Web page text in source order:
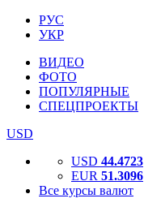
РУС
УКР
ВИДЕО
ФОТО
ПОПУЛЯРНЫЕ
СПЕЦПРОЕКТЫ
USD
USD 44.4723
EUR 51.3096
Все курсы валют